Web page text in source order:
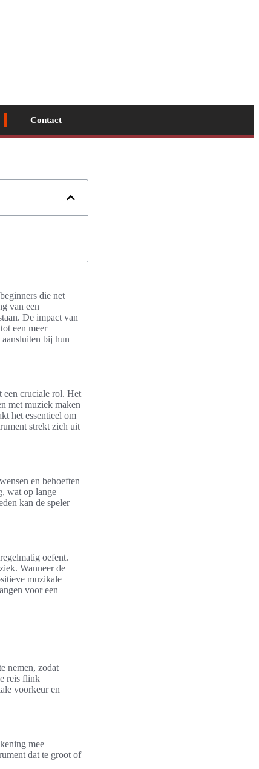
Contact
die net
van een
De impact van
een meer
bij hun
een cruciale rol. Het
met muziek maken
het essentieel om
strekt zich uit
en behoeften
wat op lange
kan de speler
oefent.
Wanneer de
muzikale
voor een
nemen, zodat
reis flink
voorkeur en
mee
dat te groot of